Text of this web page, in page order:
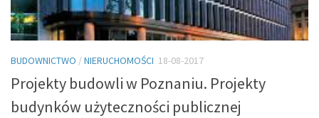
BUDOWNICTWO /NIERUCHOMOŚCI 18-08-2017
Projekty budowli w Poznaniu. Projekty
budynków użyteczności publicznej